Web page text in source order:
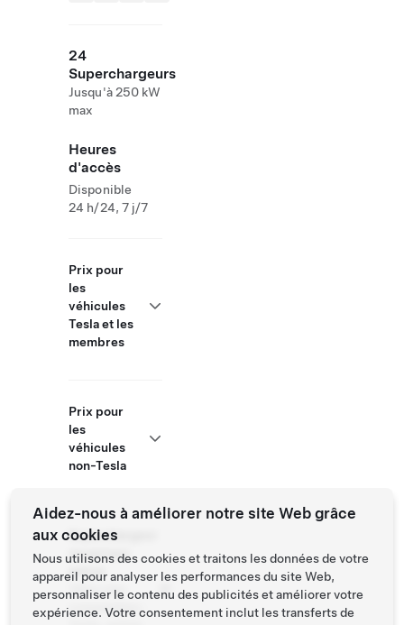
24
Superchargeurs
Jusqu'à 250 kW
max
Heures
d'accès
Disponible
24 h/24, 7 j/7
Prix pour
les
véhicules
Tesla et les
membres
Prix pour
les
véhicules
non-Tesla
Superchargeur
ouvert aux
autres
Véhicules
compatibles :
Aidez-nous à améliorer notre site Web grâce
aux cookies
Nous utilisons des cookies et traitons les données de votre
appareil pour analyser les performances du site Web,
personnaliser le contenu des publicités et améliorer votre
expérience. Votre consentement inclut les transferts de